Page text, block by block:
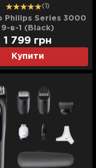
(1)
Philips Series 3000
9-в-1 (Black)
Купити
1 799 грн